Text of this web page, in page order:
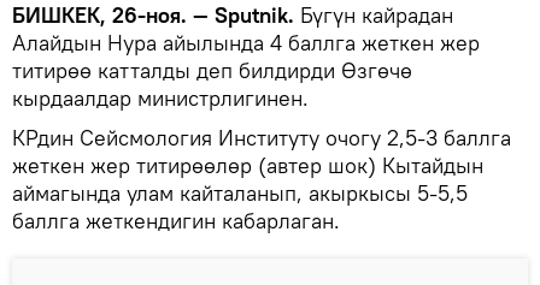
БИШКЕК, 26-ноя. — Sputnik. Бүгүн кайрадан
Алайдын Нура айылында 4 баллга жеткен жер
титирөө катталды деп билдирди Өзгөчө
кырдаалдар министрлигинен.
КРдин Сейсмология Институту очогу 2,5-3 баллга
жеткен жер титирөөлөр (автер шок) Кытайдын
аймагында улам кайталанып, акыркысы 5-5,5
баллга жеткендигин кабарлаган.